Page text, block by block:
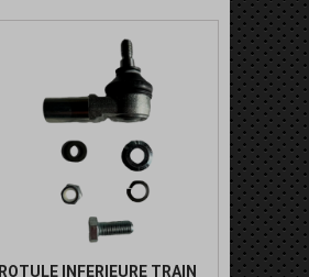
ROTULE INFERIEURE TRAIN